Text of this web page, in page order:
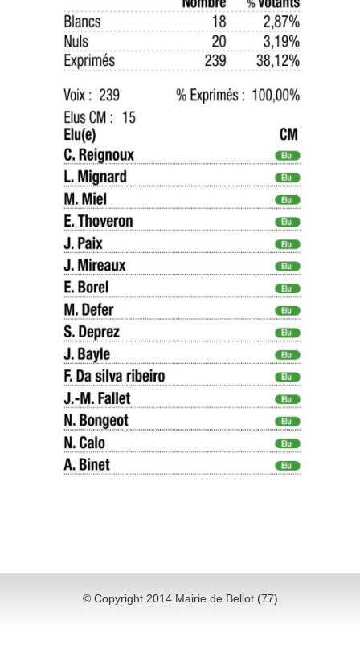
© Copyright 2014 Mairie de Bellot (77)